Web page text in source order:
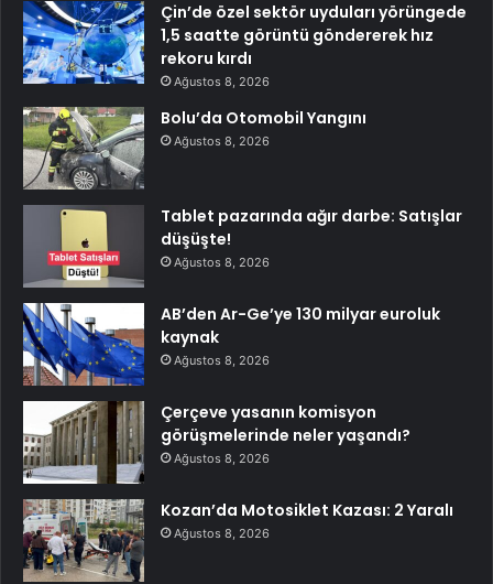
Çin’de özel sektör uyduları yörüngede
1,5 saatte görüntü göndererek hız
rekoru kırdı
Ağustos 8, 2026
Bolu’da Otomobil Yangını
Ağustos 8, 2026
Tablet pazarında ağır darbe: Satışlar
düşüşte!
Ağustos 8, 2026
AB’den Ar-Ge’ye 130 milyar euroluk
kaynak
Ağustos 8, 2026
Çerçeve yasanın komisyon
görüşmelerinde neler yaşandı?
Ağustos 8, 2026
Kozan’da Motosiklet Kazası: 2 Yaralı
Ağustos 8, 2026